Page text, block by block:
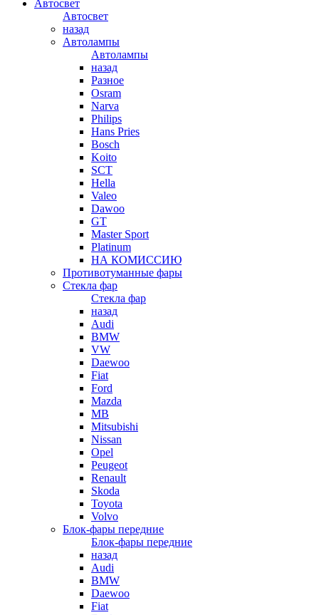
Автосвет
Автосвет
назад
Автолампы
Автолампы
назад
Разное
Osram
Narva
Philips
Hans Pries
Bosch
Koito
SCT
Hella
Valeo
Dawoo
GT
Master Sport
Platinum
НА КОМИССИЮ
Противотуманные фары
Стекла фар
Стекла фар
назад
Audi
BMW
VW
Daewoo
Fiat
Ford
Mazda
MB
Mitsubishi
Nissan
Opel
Peugeot
Renault
Skoda
Toyota
Volvo
Блок-фары передние
Блок-фары передние
назад
Audi
BMW
Daewoo
Fiat